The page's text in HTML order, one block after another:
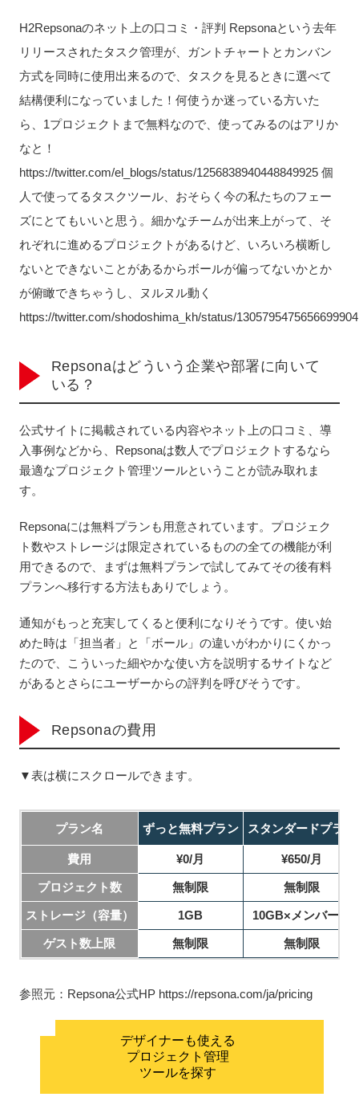
H2Repsonaのネット上の口コミ・評判 Repsonaという去年
リリースされたタスク管理が、ガントチャートとカンバン
方式を同時に使用出来るので、タスクを見るときに選べて
結構便利になっていました！何使うか迷っている方いた
ら、1プロジェクトまで無料なので、使ってみるのはアリか
なと！
https://twitter.com/el_blogs/status/1256838940448849925 個
人で使ってるタスクツール、おそらく今の私たちのフェー
ズにとてもいいと思う。細かなチームが出来上がって、そ
れぞれに進めるプロジェクトがあるけど、いろいろ横断し
ないとできないことがあるからボールが偏ってないかとか
が俯瞰できちゃうし、ヌルヌル動く
https://twitter.com/shodoshima_kh/status/1305795475656699904
Repsonaはどういう企業や部署に向いて
いる？
公式サイトに掲載されている内容やネット上の口コミ、導
入事例などから、Repsonaは数人でプロジェクトするなら
最適なプロジェクト管理ツールということが読み取れま
す。
Repsonaには無料プランも用意されています。プロジェク
ト数やストレージは限定されているものの全ての機能が利
用できるので、まずは無料プランで試してみてその後有料
プランへ移行する方法もありでしょう。
通知がもっと充実してくると便利になりそうです。使い始
めた時は「担当者」と「ボール」の違いがわかりにくかっ
たので、こういった細やかな使い方を説明するサイトなど
があるとさらにユーザーからの評判を呼びそうです。
Repsonaの費用
▼表は横にスクロールできます。
プラン名 ずっと無料プラン スタンダードプラン
費用 ¥0/月 ¥650/月
プロジェクト数 無制限 無制限
ストレージ（容量） 1GB 10GB×メンバー数
ゲスト数上限 無制限 無制限
参照元：Repsona公式HP https://repsona.com/ja/pricing
デザイナーも使える
プロジェクト管理
ツールを探す